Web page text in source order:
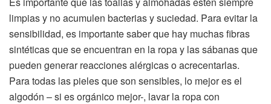
limpias y no acumulen bacterias y suciedad. Para evitar la
sensibilidad, es importante saber que hay muchas fibras
sintéticas que se encuentran en la ropa y las sábanas que
pueden generar reacciones alérgicas o acrecentarlas.
Para todas las pieles que son sensibles, lo mejor es el
algodón – si es orgánico mejor-, lavar la ropa con